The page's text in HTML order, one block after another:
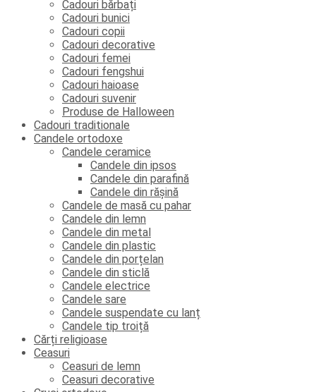
Cadouri bărbați
Cadouri bunici
Cadouri copii
Cadouri decorative
Cadouri femei
Cadouri fengshui
Cadouri haioase
Cadouri suvenir
Produse de Halloween
Cadouri traditionale
Candele ortodoxe
Candele ceramice
Candele din ipsos
Candele din parafină
Candele din rășină
Candele de masă cu pahar
Candele din lemn
Candele din metal
Candele din plastic
Candele din porțelan
Candele din sticlă
Candele electrice
Candele sare
Candele suspendate cu lanț
Candele tip troiță
Cărți religioase
Ceasuri
Ceasuri de lemn
Ceasuri decorative